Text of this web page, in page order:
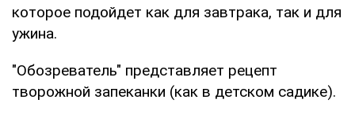
которое подойдет как для завтрака, так и для
ужина.
"Обозреватель" представляет рецепт
творожной запеканки (как в детском садике).